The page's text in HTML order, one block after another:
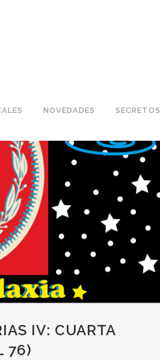
NOVEDADES SECRETOS
IV: CUARTA
76)